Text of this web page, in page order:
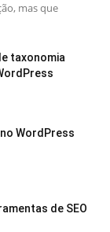
mas que
taxonomia
WordPress
de SEO